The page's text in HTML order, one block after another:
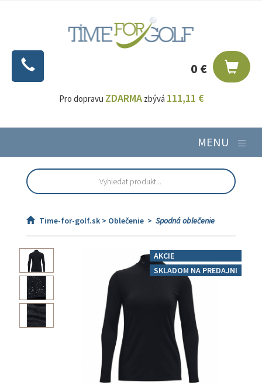
0 €
Pro dopravu ZDARMAzbývá 111,11 €
MENU
Time-for-golf.sk > Oblečenie > Spodná oblečenie
AKCIE
SKLADOM NA PREDAJNI